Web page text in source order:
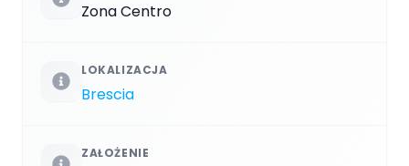
Zona Centro
LOKALIZACJA
Brescia
ZAŁOŻENIE